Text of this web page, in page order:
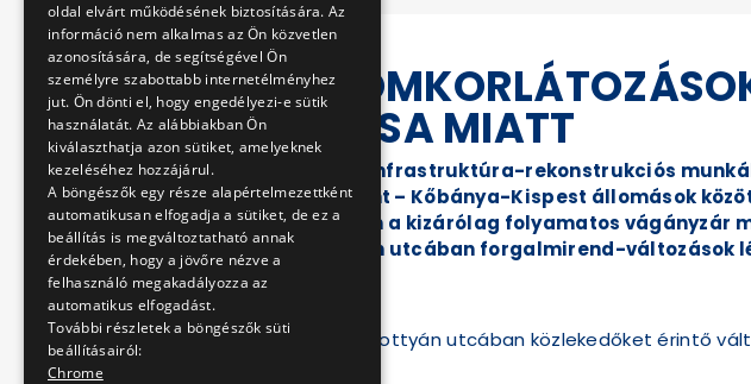
FELÚJÍTÁSA MIATT
Az M3 metróvonal infrastruktúra-rekonstrukciós
Árpád városközpont – Kőbánya-Kispest állomások
tartó lezárás idején a kizárólag folyamatos vágányzár
úton és Vak Bottyán utcában forgalmirend-változások
Az Üllői úton és Vak Bottyán utcában közlekedőket érintő
oldal elvárt működésének biztosítására. Az
információ nem alkalmas az Ön közvetlen
azonosítására, de segítségével Ön
személyre szabottabb internetélményhez
jut. Ön dönti el, hogy engedélyezi-e sütik
használatát. Az alábbiakban Ön
kiválaszthatja azon sütiket, amelyeknek
kezeléséhez hozzájárul.
A böngészők egy része alapértelmezettként
automatikusan elfogadja a sütiket, de ez a
beállítás is megváltoztatható annak
érdekében, hogy a jövőre nézve a
felhasználó megakadályozza az
automatikus elfogadást.
További részletek a böngészők süti
beállításairól:
Chrome